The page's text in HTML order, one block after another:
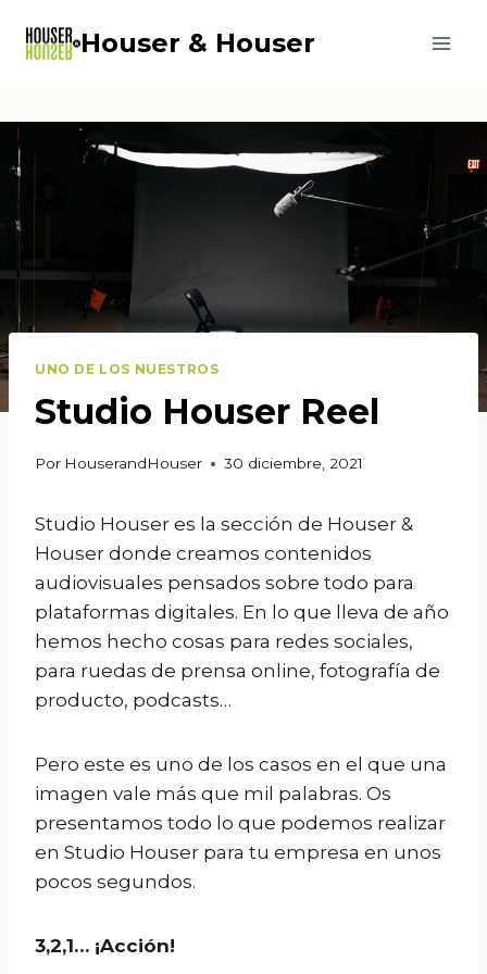
Houser & Houser
UNO DE LOS NUESTROS
Studio Houser Reel
Por HouserandHouser 30 diciembre, 2021
Studio Houser es la sección de Houser &
Houser donde creamos contenidos
audiovisuales pensados sobre todo para
plataformas digitales. En lo que lleva de año
hemos hecho cosas para redes sociales,
para ruedas de prensa online, fotografía de
producto, podcasts…
Pero este es uno de los casos en el que una
imagen vale más que mil palabras. Os
presentamos todo lo que podemos realizar
en Studio Houser para tu empresa en unos
pocos segundos.
3,2,1… ¡Acción!